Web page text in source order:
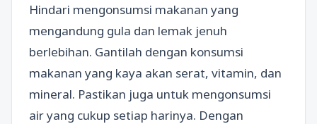
Hindari mengonsumsi makanan yang
mengandung gula dan lemak jenuh
berlebihan. Gantilah dengan konsumsi
makanan yang kaya akan serat, vitamin, dan
mineral. Pastikan juga untuk mengonsumsi
air yang cukup setiap harinya. Dengan